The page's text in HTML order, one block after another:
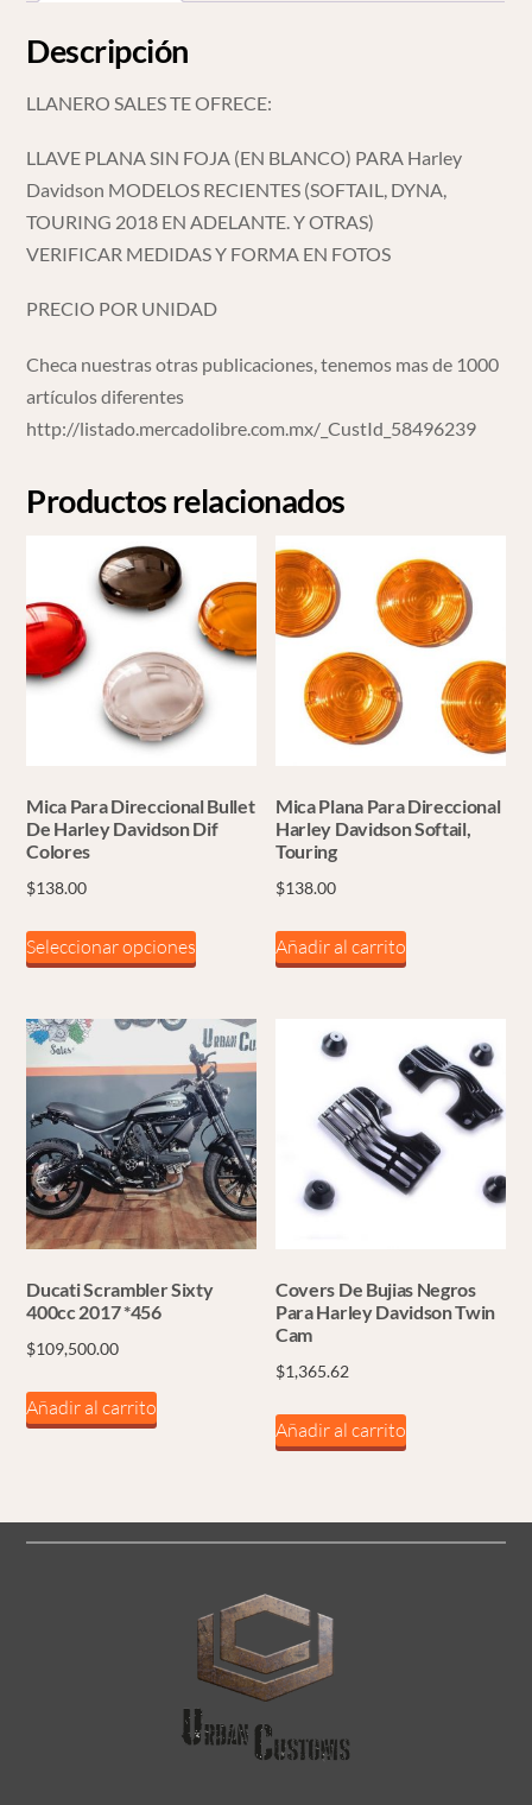
Descripción
LLANERO SALES TE OFRECE:
LLAVE PLANA SIN FOJA (EN BLANCO) PARA Harley
Davidson MODELOS RECIENTES (SOFTAIL, DYNA,
TOURING 2018 EN ADELANTE. Y OTRAS)
VERIFICAR MEDIDAS Y FORMA EN FOTOS
PRECIO POR UNIDAD
Checa nuestras otras publicaciones, tenemos mas de 1000
artículos diferentes
http://listado.mercadolibre.com.mx/_CustId_58496239
Productos relacionados
Mica Para Direccional Bullet
De Harley Davidson Dif
Colores
$138.00
Seleccionar opciones
producto
múltiples
variantes.
Las
opciones
se
pueden
elegir
en
la
Mica Plana Para Direccional
Harley Davidson Softail,
Touring
$138.00
Añadir al carrito
Ducati Scrambler Sixty
400cc 2017 *456
$109,500.00
Añadir al carrito
Covers De Bujias Negros
Para Harley Davidson Twin
Cam
$1,365.62
Añadir al carrito